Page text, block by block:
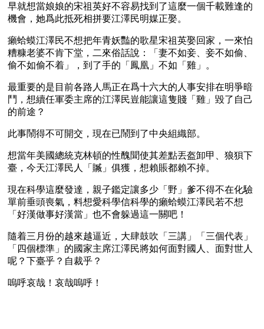
早就想當娘娘的宋祖英好不容易找到了這麼一個千載難逢的
機會，她爲此抵死相拼要江澤民明媒正娶。
癩蛤蟆江澤民不想把年青妖豔的歌星宋祖英娶回家，一來怕
糟糠老婆不肯下堂，二來俗話說：「妻不如妾、妾不如偷、
偷不如偷不着」，到了手的「鳳凰」不如「雞」。
最重要的是目前各路人馬正在爲十六大的人事安排在明爭暗
鬥，想續任軍委主席的江澤民豈能讓這隻賤「雞」毀了自己
的前途？
此事鬧得不可開交，現在已鬧到了中央組織部。
想當年美國總統克林頓的性醜聞使其差點丟盔卸甲、狼狽下
臺，今天江澤民人「贓」俱獲，想賴賬都賴不掉。
現在科學這麼發達，親子鑑定讓多少「野」爹不得不在化驗
單前垂頭喪氣，料想愛科學信科學的癩蛤蟆江澤民若不想
「好漢做事好漢當」也不會躲過這一關吧！
隨着三月份的越來越逼近，大肆鼓吹「三講」「三個代表」
「四個標準」的國家主席江澤民將如何面對國人、面對世人
呢？下臺乎？自裁乎？
嗚呼哀哉！哀哉嗚呼！